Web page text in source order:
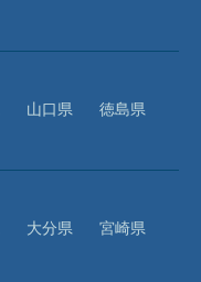
山口県
徳島県
大分県
宮崎県